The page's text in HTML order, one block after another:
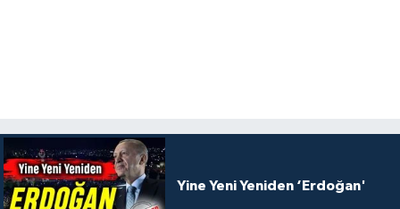
Yine Yeni Yeniden ‘Erdoğan'